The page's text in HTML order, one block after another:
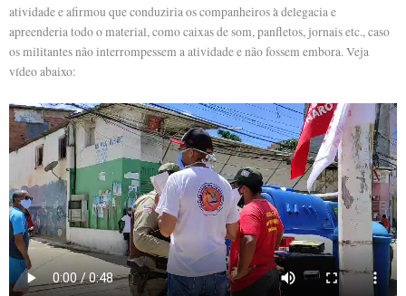
atividade e afirmou que conduziria os companheiros à delegacia e
apreenderia todo o material, como caixas de som, panfletos, jornais etc., caso
os militantes não interrompessem a atividade e não fossem embora. Veja
vídeo abaixo: